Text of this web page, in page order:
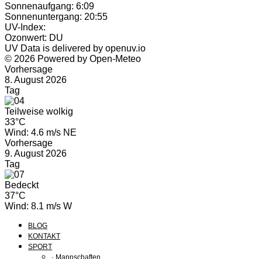
Sonnenaufgang: 6:09
Sonnenuntergang: 20:55
UV-Index:
Ozonwert: DU
UV Data is delivered by openuv.io
© 2026 Powered by Open-Meteo
Vorhersage
8. August 2026
Tag
Teilweise wolkig
33°C
Wind: 4.6 m/s NE
Vorhersage
9. August 2026
Tag
Bedeckt
37°C
Wind: 8.1 m/s W
BLOG
KONTAKT
SPORT
· Mannschaften